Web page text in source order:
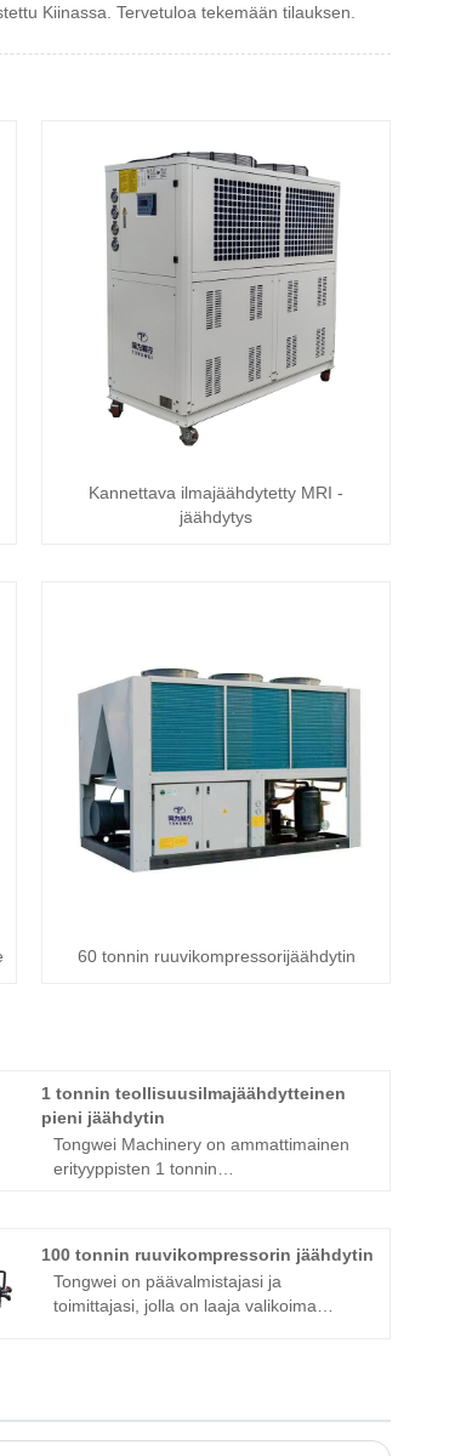
Kiinassa. Tervetuloa tekemään tilauksen.
Kannettava ilmajäähdytetty MRI -
jäähdytys
60 tonnin ruuvikompressorijäähdytin
1 tonnin teollisuusilmajäähdytteinen
pieni jäähdytin
Tongwei Machinery on ammattimainen
erityyppisten 1 tonnin
erikoistuneet jäähdytinteollisuuteen yli 15
vuoden ajan. Jäähdytyskoneemme ovat
laadukkaita ja kattavat suurimman osan
100 tonnin ruuvikompressorin jäähdytin
Tongwei on päävalmistajasi ja
toimittajasi, jolla on laaja valikoima
ruuvikompressori, kuori- ja putken